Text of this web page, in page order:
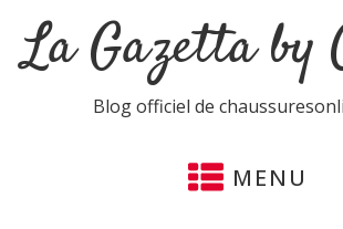
La Gazetta by
Blog officiel de
MENU